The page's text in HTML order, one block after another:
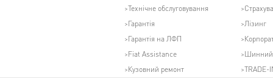
Технічне обслуговування
Гарантія
Гарантія на ЛФП
Fiat Assistance
Кузовний ремонт
Лізинг
Шинний
TRADE-